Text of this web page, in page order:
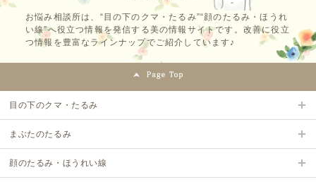
お悩み相談所は、“目の下のクマ・たるみ”“顔のたるみ・ほうれ
い線”へ役立つ情報を発信する美の情報サイトです。改善に役立
つ情報を豊富なラインナップでご紹介しています♪
目の下のクマ・たるみ
まぶたのたるみ
顔のたるみ・ほうれい線